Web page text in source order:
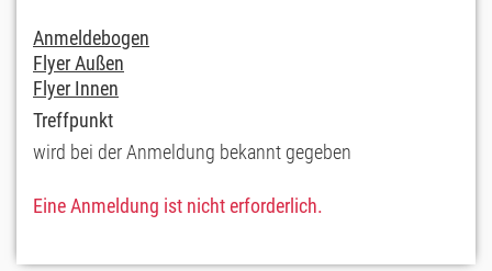
Anmeldebogen
Flyer Außen
Flyer Innen
Treffpunkt
wird bei der Anmeldung bekannt gegeben
Eine Anmeldung ist nicht erforderlich.